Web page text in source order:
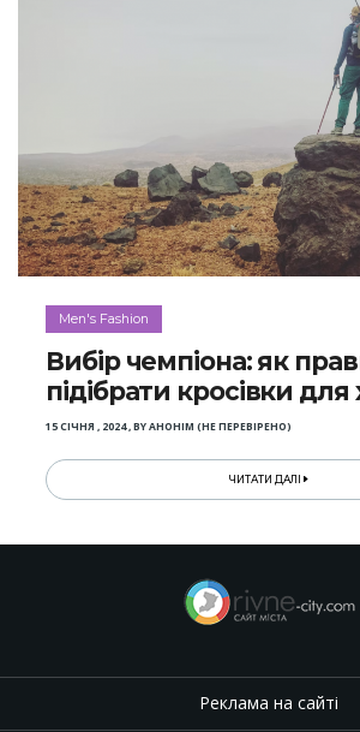
Men's Fashion
Вибір чемпіона: як
підібрати кросівки для
15 СІЧНЯ , 2024,BYАНОНІМ (НЕ ПЕРЕВІРЕНО)
ЧИТАТИ ДАЛІ
Реклама на сайті